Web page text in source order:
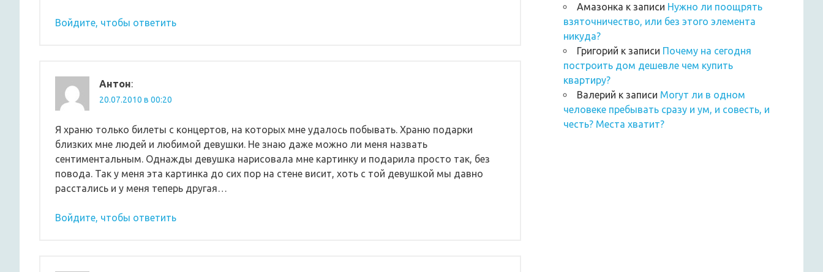
Войдите, чтобы ответить
Антон:
20.07.2010 в 00:20
Я храню только билеты с концертов, на которых мне удалось побывать. Храню подарки
близких мне людей и любимой девушки. Не знаю даже можно ли меня назвать
сентиментальным. Однажды девушка нарисовала мне картинку и подарила просто так, без
повода. Так у меня эта картинка до сих пор на стене висит, хоть с той девушкой мы давно
расстались и у меня теперь другая…
Войдите, чтобы ответить
Амазонка к записи Нужно ли поощрять
взяточничество, или без этого элемента
никуда?
Григорий к записи Почему на сегодня
построить дом дешевле чем купить
квартиру?
Валерий к записи Могут ли в одном
человеке пребывать сразу и ум, и совесть, и
честь? Места хватит?